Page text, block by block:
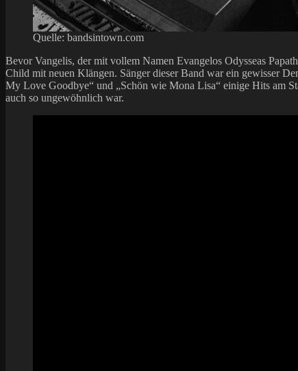
Quelle: bandsintown.com
Bevor Vangelis, der mit vollem Namen Evangelos Odysseas
Child mit neuen Klängen. Sänger dieser Band war ein gewisser
My Love Goodbye“ und „Schön wie Mona Lisa“ einige Hits am
auch so ungewöhnlich war.